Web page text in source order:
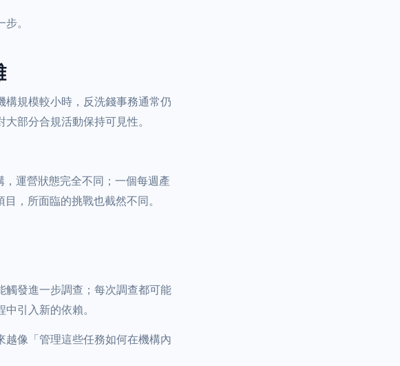
。
構規模較小時，反洗錢事務通常仍
部分合規活動保持可見性。
運營狀態完全不同；一個每週產
，所面臨的挑戰也截然不同。
觸發進一步調查；每次調查都可能
引入新的依賴。
越像「管理這些任務如何在機構內